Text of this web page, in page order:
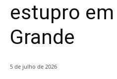
estupro
Grande
5 de julho de 2026